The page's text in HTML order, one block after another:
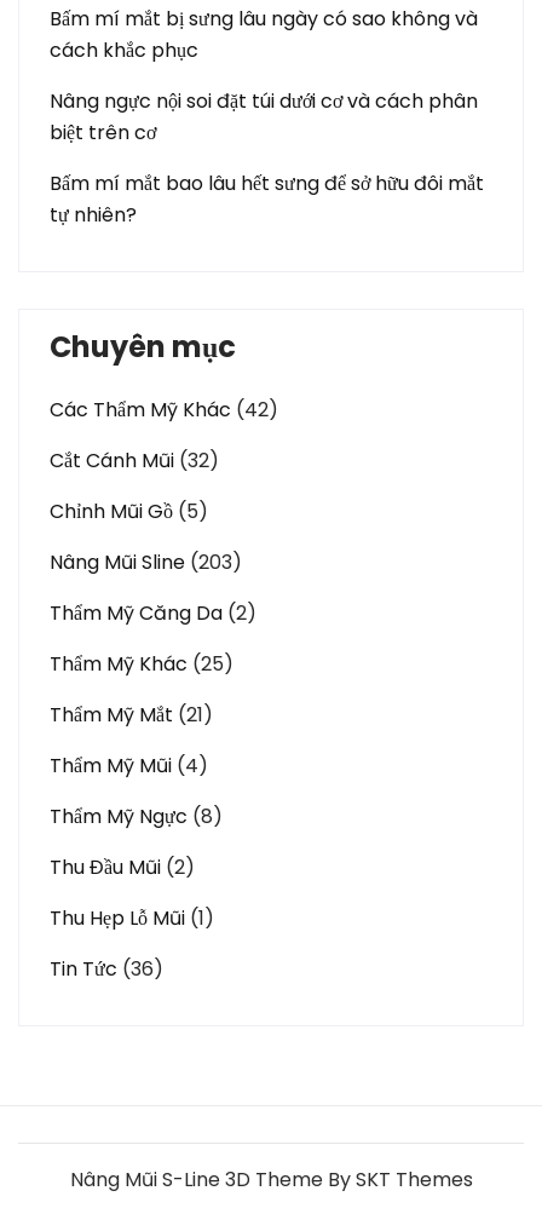
Bấm mí mắt bị sưng lâu ngày có sao không và
cách khắc phục
Nâng ngực nội soi đặt túi dưới cơ và cách phân
biệt trên cơ
Bấm mí mắt bao lâu hết sưng để sở hữu đôi mắt
tự nhiên?
Chuyên mục
Các Thẩm Mỹ Khác (42)
Cắt Cánh Mũi (32)
Chỉnh Mũi Gồ (5)
Nâng Mũi Sline (203)
Thẩm Mỹ Căng Da (2)
Thẩm Mỹ Khác (25)
Thẩm Mỹ Mắt (21)
Thẩm Mỹ Mũi (4)
Thẩm Mỹ Ngực (8)
Thu Đầu Mũi (2)
Thu Hẹp Lỗ Mũi (1)
Tin Tức (36)
Nâng Mũi S-Line 3D Theme By SKT Themes